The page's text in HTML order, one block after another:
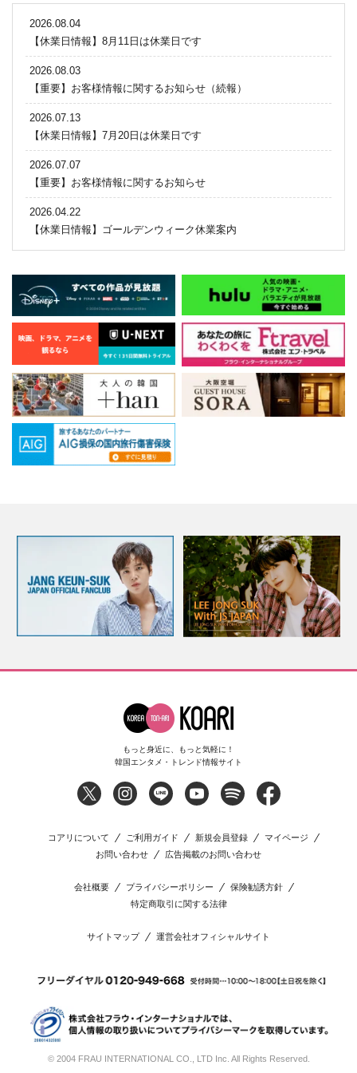
2026.08.04
【休業日情報】8月11日は休業日です
2026.08.03
【重要】お客様情報に関するお知らせ（続報）
2026.07.13
【休業日情報】7月20日は休業日です
2026.07.07
【重要】お客様情報に関するお知らせ
2026.04.22
【休業日情報】ゴールデンウィーク休業案内
もっと身近に、もっと気軽に！
韓国エンタメ・トレンド情報サイト
コアリについて ご利用ガイド 新規会員登録
マイページ
お問い合わせ
広告掲載のお問い合わせ
会社概要 プライバシーポリシー
保険勧誘方針
特定商取引に関する法律
サイトマップ 運営会社オフィシャルサイト
© 2004 FRAU INTERNATIONAL CO., LTD Inc. All Rights Reserved.